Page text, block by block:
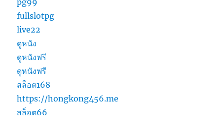
pg99
fullslotpg
live22
ดูหนัง
ดูหนังฟรี
ดูหนังฟรี
สล็อต168
https://hongkong456.me
สล็อต66